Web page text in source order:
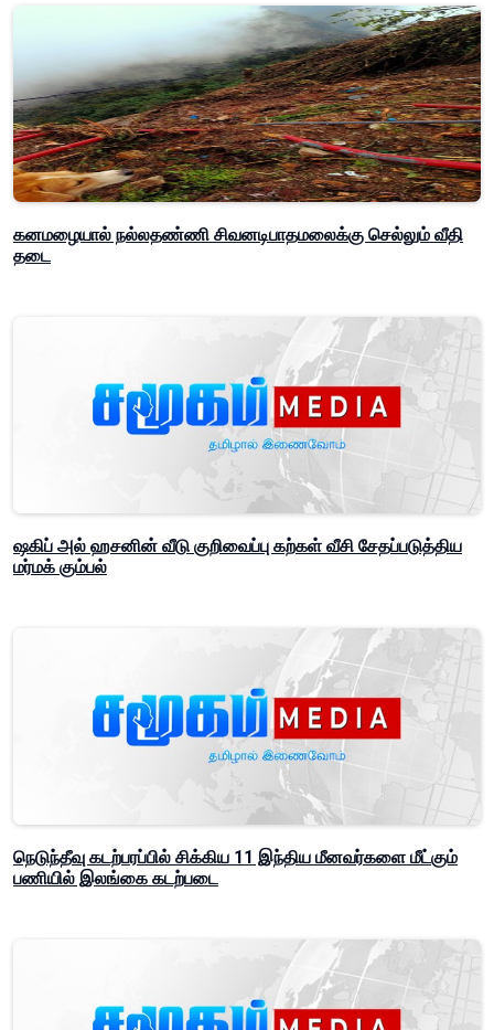
கனமழையால் நல்லதண்ணி சிவனடிபாதமலைக்கு செல்லும் வீதி
தடை
ஷகிப் அல் ஹசனின் வீடு குறிவைப்பு கற்கள் வீசி சேதப்படுத்திய
மர்மக் கும்பல்
நெடுந்தீவு கடற்பரப்பில் சிக்கிய 11 இந்திய மீனவர்களை மீட்கும்
பணியில் இலங்கை கடற்படை